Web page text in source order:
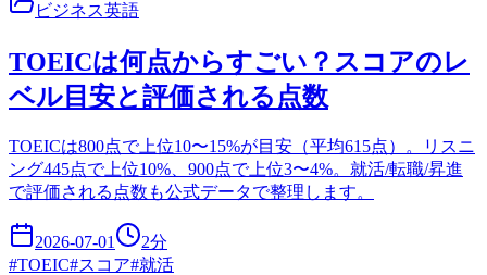
ビジネス英語
TOEICは何点からすごい？スコアのレ
ベル目安と評価される点数
TOEICは800点で上位10〜15%が目安（平均615点）。リスニ
ング445点で上位10%、900点で上位3〜4%。就活/転職/昇進
で評価される点数も公式データで整理します。
2026-07-01 2分
#TOEIC#スコア#就活